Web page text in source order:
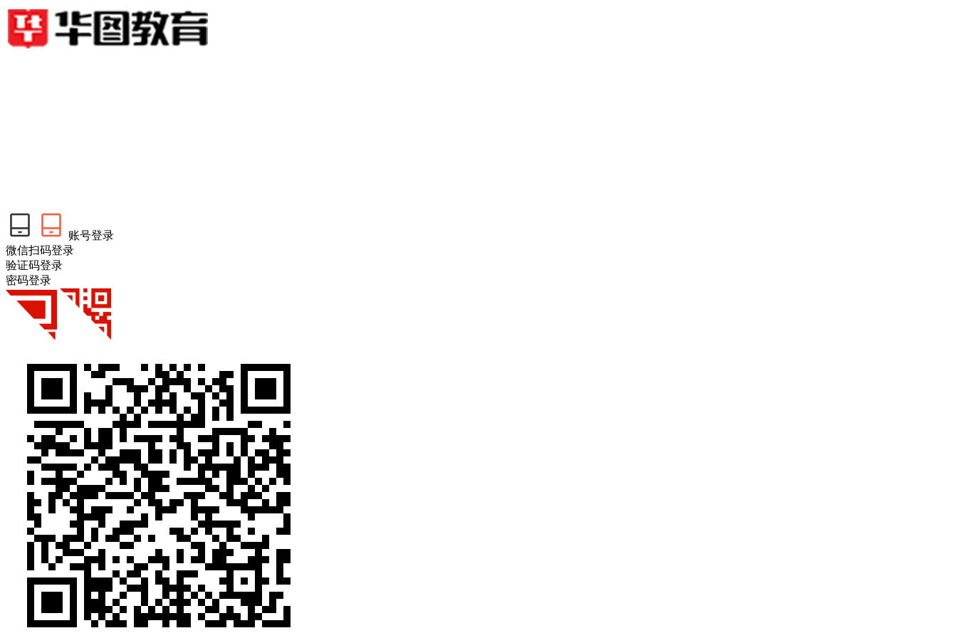
账号登录
微信扫码登录
验证码登录
密码登录